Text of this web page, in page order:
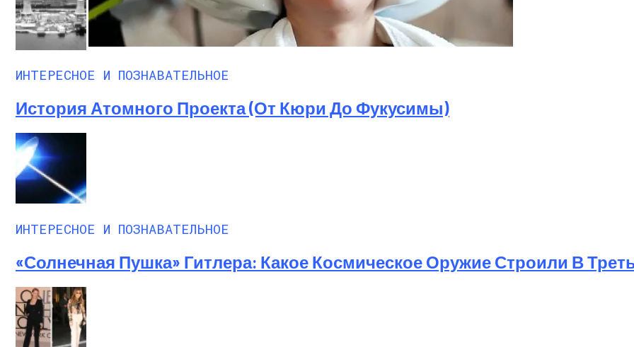
ИНТЕРЕСНОЕ И ПОЗНАВАТЕЛЬНОЕ
История Атомного Проекта (от Кюри До Фукусимы)
ИНТЕРЕСНОЕ И ПОЗНАВАТЕЛЬНОЕ
«Солнечная Пушка» Гитлера: Какое Космическое Оружие Строили В